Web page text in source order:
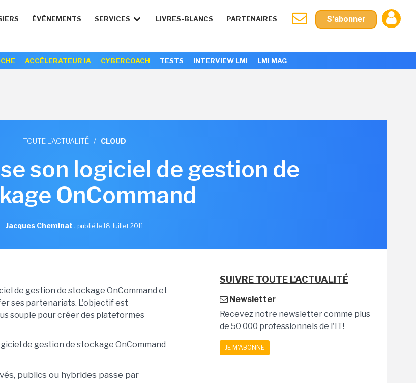
ÉVÉNEMENTS SERVICES LIVRES-BLANCS PARTENAIRES S'abonner
ACCÉLERATEUR IA CYBERCOACH TESTS INTERVIEW LMI LMI MAG
TOUTE L'ACTUALITÉ / CLOUD
son logiciel de gestion de
OnCommand
Jacques Cheminat , publié le 18 Juillet 2011
de gestion de stockage OnCommand et
ses partenariats. L'objectif est
souple pour créer des plateformes
publics ou hybrides passe par
SUIVRE TOUTE L'ACTUALITÉ
Newsletter
Recevez notre newsletter comme plus
de 50 000 professionnels de l'IT!
JE M'ABONNE